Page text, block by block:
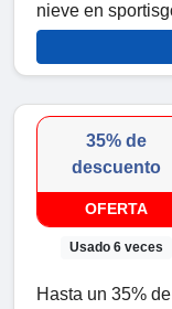
nieve en
35% de
descuento
OFERTA
Usado 6 veces
Hasta un 35%